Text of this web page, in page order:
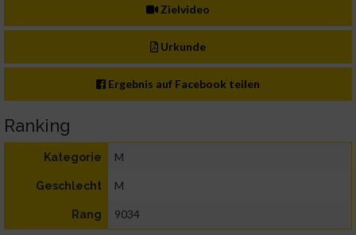
Zielvideo
Urkunde
Ergebnis auf Facebook teilen
Ranking
Kategorie M
Geschlecht M
Rang 9034